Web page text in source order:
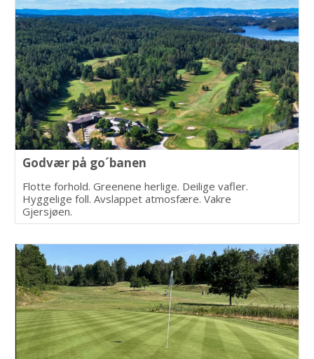
Godvær på go´banen
Flotte forhold. Greenene herlige. Deilige vafler.
Hyggelige foll. Avslappet atmosfære. Vakre
Gjersjøen.